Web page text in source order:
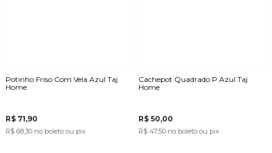
Potinho Friso Com Vela Azul Taj
Home
R$ 71,90
R$ 68,30 no boleto ou pix
Cachepot Quadrado P Azul Taj
Home
R$ 50,00
R$ 47,50 no boleto ou pix